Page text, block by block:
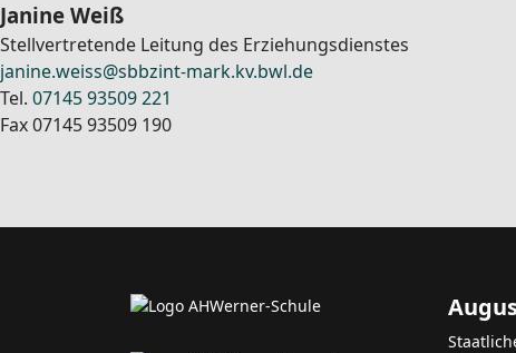
Janine Weiß
Stellvertretende Leitung des Erziehungsdienstes
janine.weiss@sbbzint-mark.kv.bwl.de
Tel. 07145 93509 221
Fax 07145 93509 190